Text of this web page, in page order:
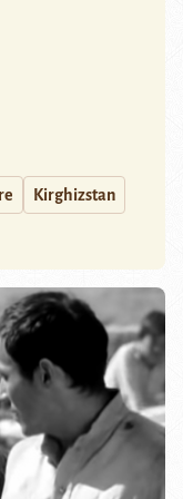
Kirghizstan